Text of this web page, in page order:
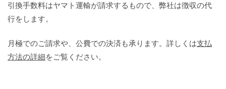
引換手数料はヤマト運輸が請求するもので、弊社は徴収の代
行をします。
月極でのご請求や、公費での決済も承ります。詳しくは支払
方法の詳細をご覧ください。